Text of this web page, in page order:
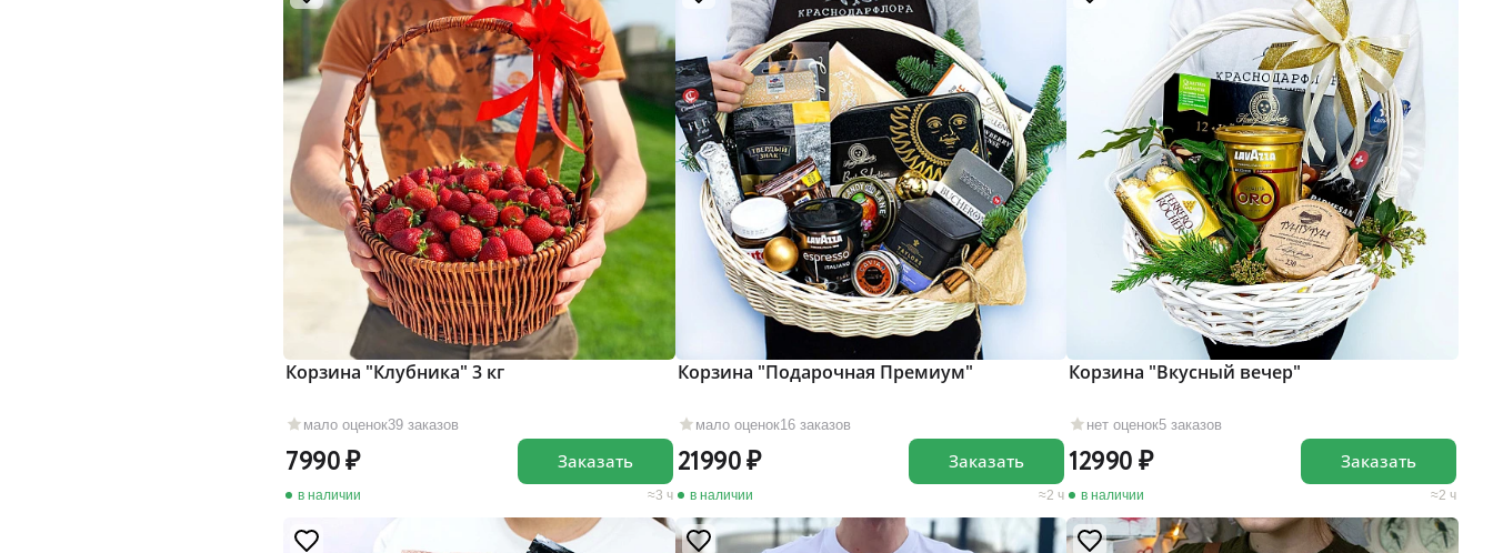
мало оценок39 заказов
Корзина "Клубника" 3 кг
7990
в наличии 3 ч
Заказать
мало оценок16 заказов
Корзина "Подарочная Премиум"
21990
в наличии 2 ч
Заказать
нет оценок5 заказов
Корзина "Вкусный вечер"
12990
в наличии 2 ч
Заказать